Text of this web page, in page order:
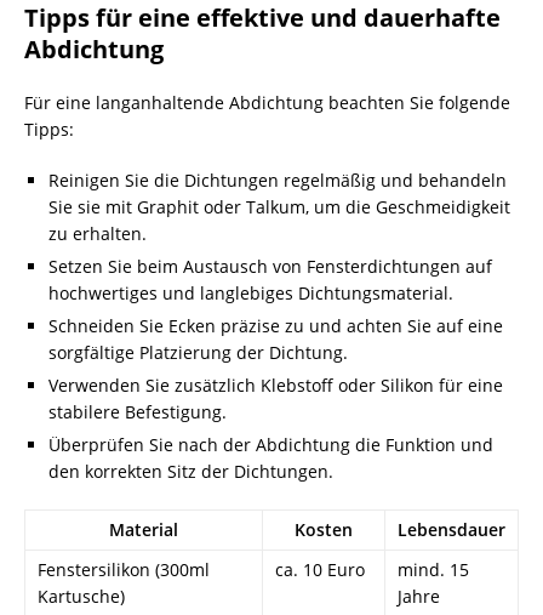
Tipps für eine effektive und dauerhafte
Abdichtung
Für eine langanhaltende Abdichtung beachten Sie folgende
Tipps:
Reinigen Sie die Dichtungen regelmäßig und behandeln
Sie sie mit Graphit oder Talkum, um die Geschmeidigkeit
zu erhalten.
Setzen Sie beim Austausch von Fensterdichtungen auf
hochwertiges und langlebiges Dichtungsmaterial.
Schneiden Sie Ecken präzise zu und achten Sie auf eine
sorgfältige Platzierung der Dichtung.
Verwenden Sie zusätzlich Klebstoff oder Silikon für eine
stabilere Befestigung.
Überprüfen Sie nach der Abdichtung die Funktion und
den korrekten Sitz der Dichtungen.
Material Kosten
Lebensdauer
Fenstersilikon (300ml
Kartusche)
ca. 10 Euro
mind. 15
Jahre